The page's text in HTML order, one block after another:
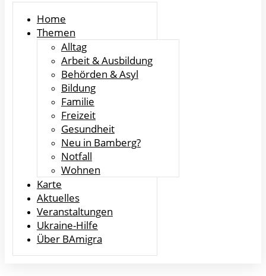
Home
Themen
Alltag
Arbeit & Ausbildung
Behörden & Asyl
Bildung
Familie
Freizeit
Gesundheit
Neu in Bamberg?
Notfall
Wohnen
Karte
Aktuelles
Veranstaltungen
Ukraine-Hilfe
Über BAmigra